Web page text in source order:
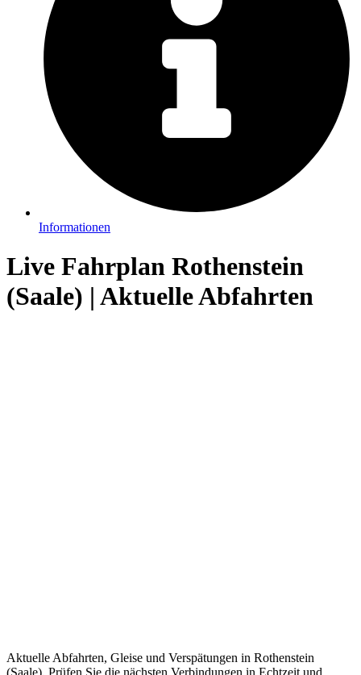
Informationen
Live Fahrplan Rothenstein
(Saale) | Aktuelle Abfahrten
Aktuelle Abfahrten, Gleise und Verspätungen in Rothenstein